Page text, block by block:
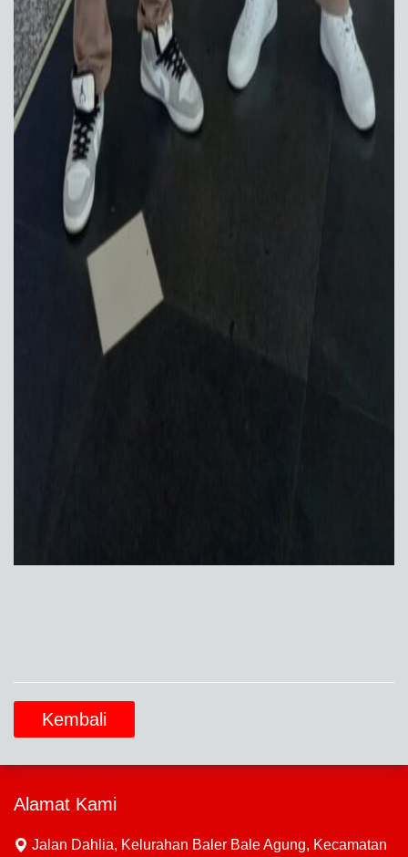
Kembali
Alamat Kami
Jalan Dahlia, Kelurahan Baler Bale Agung, Kecamatan